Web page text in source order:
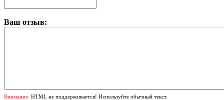
Ваш отзыв:
Внимание: HTML не поддерживается! Используйте обычный текст.